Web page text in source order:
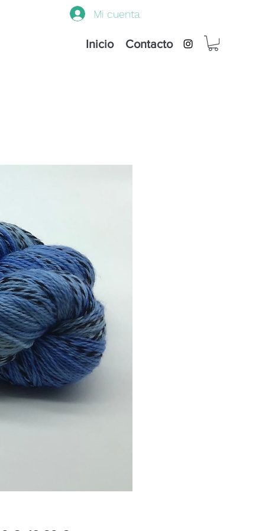
Inicio Contacto
Mi cuenta